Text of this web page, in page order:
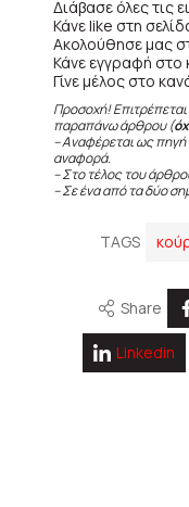
Διάβασε όλες τις
Κάνε like στη
Ακολούθησε μας
Κάνε εγγραφή στο
Γίνε μέλος στο
Προσοχή!
παραπάνω άρθρου (
– Αναφέρεται ως πηγή
αναφορά.
– Στο τέλος του
– Σε ένα από τα δύο
TAGS
Share
Linkedin